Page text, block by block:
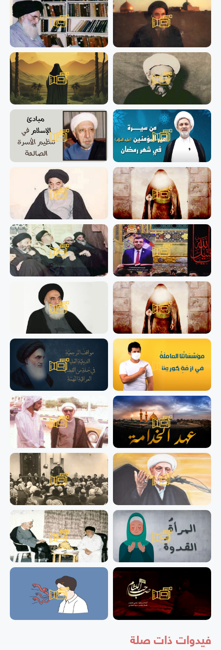
فيدوات ذات صلة